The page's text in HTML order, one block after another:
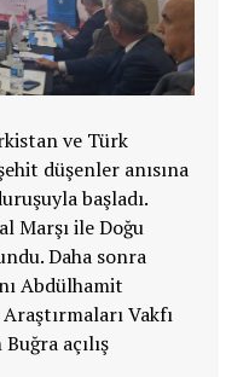
ve Türk
düşenler anısına
başladı.
Marşı ile Doğu
Daha sonra
Abdülhamit
Vakfı
açılış